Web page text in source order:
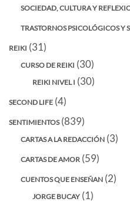
SOCIEDAD, CULTURA Y
TRASTORNOS PSICOLÓGICOS Y
REIKI (31)
CURSO DE REIKI (30)
REIKI NIVEL I (30)
SECOND LIFE (4)
SENTIMIENTOS(839)
CARTAS A LA REDACCIÓN (3)
CARTAS DE AMOR (59)
CUENTOS QUE ENSEÑAN (2)
JORGE BUCAY (1)